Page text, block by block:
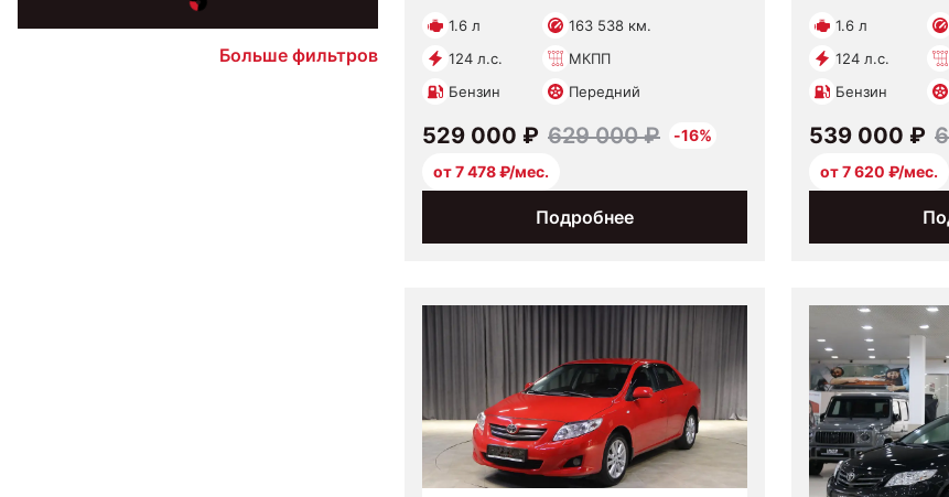
Больше фильтров
1.6 л
163 538 км.
124 л.с.
МКПП
Бензин
Передний
Подробнее
529 000 ₽ 629 000 ₽
-16%
от 7 478 ₽/мес.
1.6 л
124 л.с.
Бензин
539 000 ₽
от 7 620 ₽/мес.